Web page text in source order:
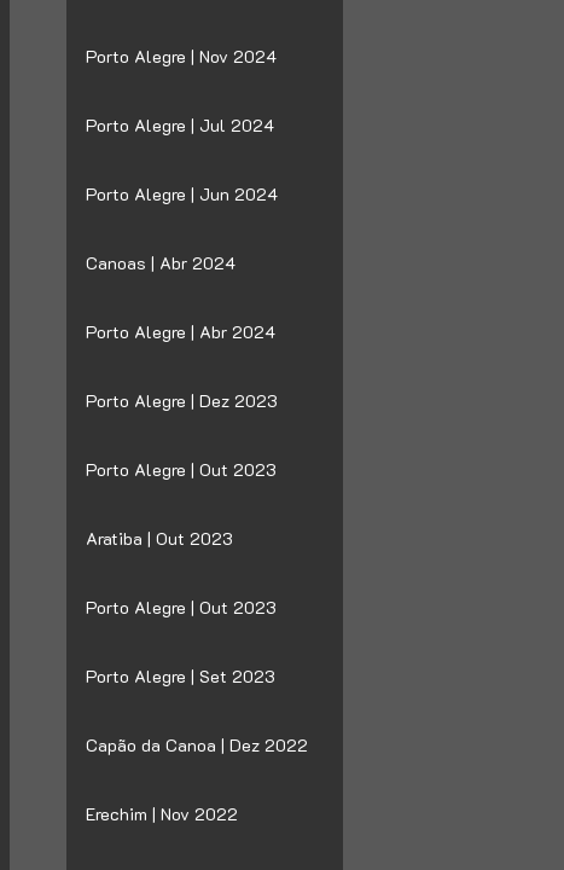
Porto Alegre | Nov 2024
Porto Alegre | Jul 2024
Porto Alegre | Jun 2024
Canoas | Abr 2024
Porto Alegre | Abr 2024
Porto Alegre | Dez 2023
Porto Alegre | Out 2023
Aratiba | Out 2023
Porto Alegre | Out 2023
Porto Alegre | Set 2023
Capão da Canoa | Dez 2022
Erechim | Nov 2022